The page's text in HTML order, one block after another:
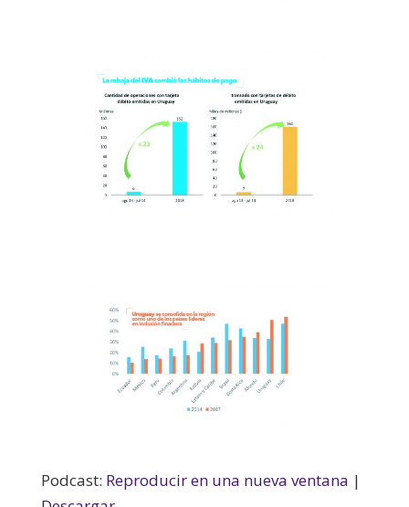
Podcast: Reproducir en una nueva ventana |